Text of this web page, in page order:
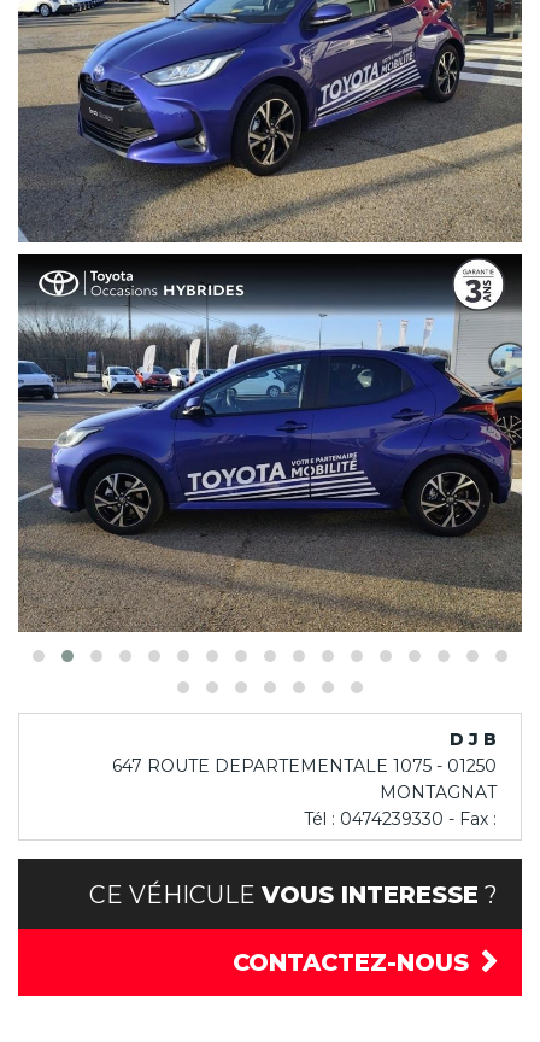
D J B
647 ROUTE DEPARTEMENTALE 1075 - 01250
MONTAGNAT
Tél : 0474239330 - Fax :
CE VÉHICULE VOUS INTERESSE ?
CONTACTEZ-NOUS